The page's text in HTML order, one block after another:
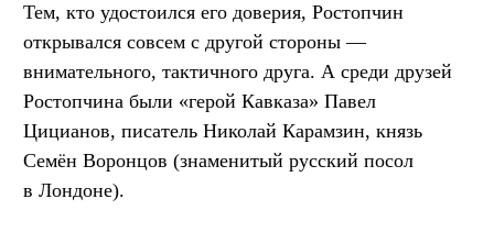
Тем, кто удостоился его доверия, Ростопчин
открывался совсем с другой стороны —
внимательного, тактичного друга. А среди друзей
Ростопчина были «герой Кавказа» Павел
Цицианов, писатель Николай Карамзин, князь
Семён Воронцов (знаменитый русский посол
в Лондоне).